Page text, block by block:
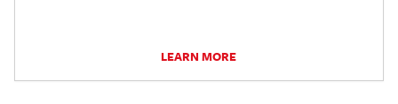
LEARN MORE